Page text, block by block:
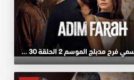
مسلسل اسمي فرح مدبلج الموسم 2 الحلقة 30 HD